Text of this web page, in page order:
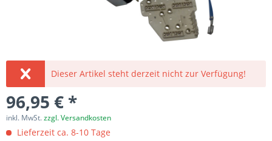
Dieser Artikel steht derzeit nicht zur Verfügung!
96,95 € *
inkl. MwSt.zzgl. Versandkosten
Lieferzeit ca. 8-10 Tage